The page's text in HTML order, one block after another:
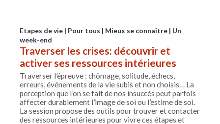
Etapes de vie Pour tous Mieux se connaître
Un
week-end
Traverser les crises: découvrir et
activer ses ressources intérieures
Traverser l’épreuve : chômage, solitude, échecs,
erreurs, événements de la vie subis et non choisis… La
perception que l’on se fait de nos insuccès peut parfois
affecter durablement l’image de soi ou l’estime de soi.
La session propose des outils pour trouver et contacter
des ressources intérieures pour vivre ces étapes et